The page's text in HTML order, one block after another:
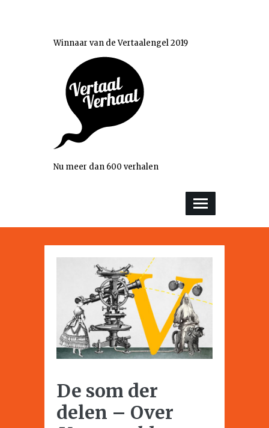
Winnaar van de Vertaalengel 2019
Nu meer dan 600 verhalen
De som der
delen – Over